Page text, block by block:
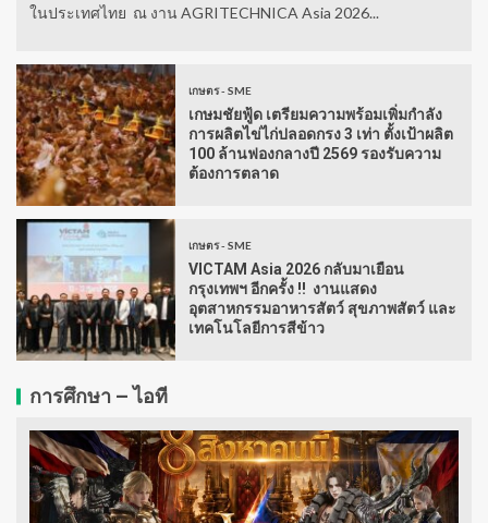
ในประเทศไทย ณ งาน AGRITECHNICA Asia 2026...
เกษตร - SME
เกษมชัยฟู้ด เตรียมความพร้อมเพิ่มกำลัง
การผลิตไข่ไก่ปลอดกรง 3 เท่า ตั้งเป้าผลิต
100 ล้านฟองกลางปี 2569 รองรับความ
ต้องการตลาด
เกษตร - SME
VICTAM Asia 2026 กลับมาเยือน
กรุงเทพฯ อีกครั้ง !! งานแสดง
อุตสาหกรรมอาหารสัตว์ สุขภาพสัตว์ และ
เทคโนโลยีการสีข้าว
การศึกษา – ไอที